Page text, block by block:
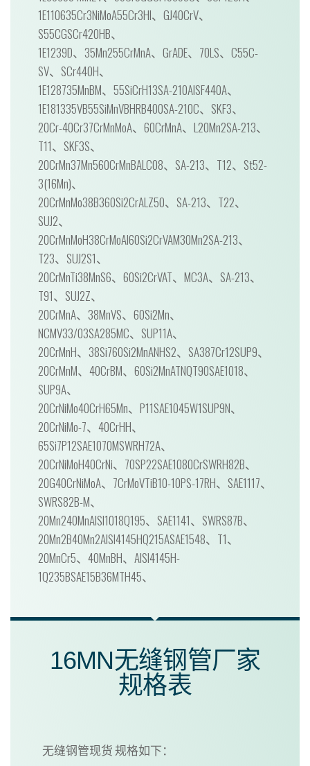
1E110635Cr3NiMoA55Cr3Hl、GJ40CrV、
S55CGSCr420HB、
1E1239D、35Mn255CrMnA、GrADE、70LS、C55C-
SV、SCr440H、
1E128735MnBM、55SiCrH13SA-210AlSF440A、
1E181335VB55SiMnVBHRB400SA-210C、SKF3、
20Cr-40Cr37CrMnMoA、60CrMnA、L20Mn2SA-213、
T11、SKF3S、
20CrMn37Mn560CrMnBALC08、SA-213、T12、St52-
3(16Mn)、
20CrMnMo38B360Si2CrALZ50、SA-213、T22、
SUJ2、
20CrMnMoH38CrMoAl60Si2CrVAM30Mn2SA-213、
T23、SUJ2S1、
20CrMnTi38MnS6、60Si2CrVAT、MC3A、SA-213、
T91、SUJ2Z、
20CrMnA、38MnVS、60Si2Mn、
NCMV33/03SA285MC、SUP11A、
20CrMnH、38Si760Si2MnANHS2、SA387Cr12SUP9、
20CrMnM、40CrBM、60Si2MnATNQT90SAE1018、
SUP9A、
20CrNiMo40CrH65Mn、P11SAE1045W1SUP9N、
20CrNiMo-7、40CrHH、
65Si7P12SAE1070MSWRH72A、
20CrNiMoH40CrNi、70SP22SAE1080CrSWRH82B、
20G40CrNiMoA、7CrMoVTiB10-10PS-17RH、SAE1117、
SWRS82B-M、
20Mn240MnAISI1018Q195、SAE1141、SWRS87B、
20Mn2B40Mn2AISI4145HQ215ASAE1548、T1、
20MnCr5、40MnBH、AISI4145H-
1Q235BSAE15B36MTH45、
16MN无缝钢管厂家
规格表
无缝钢管现货 规格如下：